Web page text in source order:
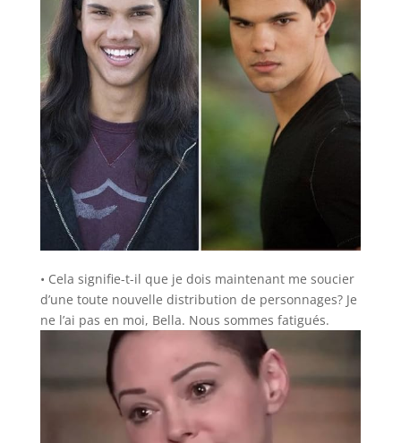
• Cela signifie-t-il que je dois maintenant me soucier
d’une toute nouvelle distribution de personnages? Je
ne l’ai pas en moi, Bella. Nous sommes fatigués.